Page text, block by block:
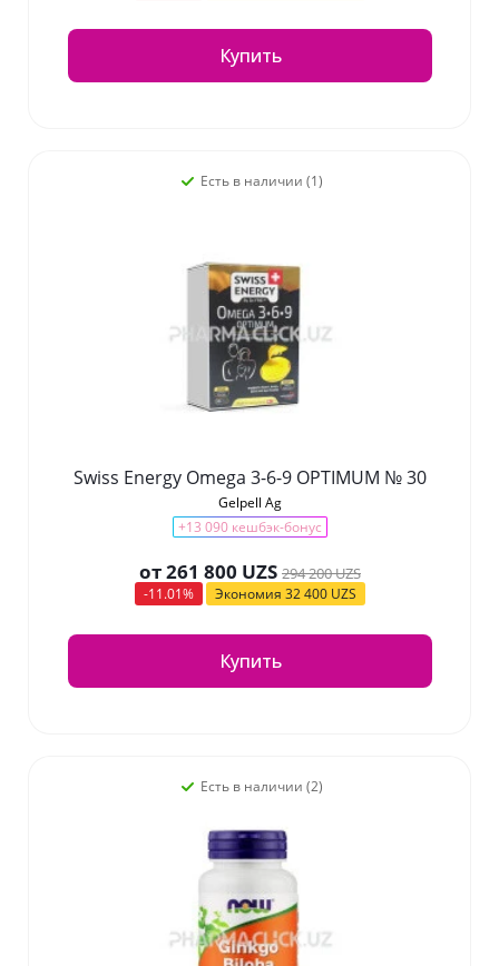
Купить
Есть в наличии (1)
Swiss Energy Omega 3-6-9 OPTIMUM № 30
Gelpell Ag
+13 090 кешбэк-бонус
от261 800 UZS 294 200 UZS
-11.01% Экономия 32 400 UZS
Купить
Есть в наличии (2)